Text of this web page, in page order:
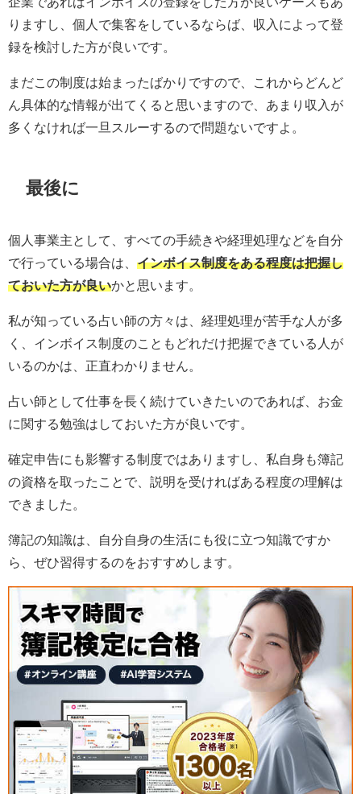
りますし、個人で集客をしているならば、収入によって登
録を検討した方が良いです。
まだこの制度は始まったばかりですので、これからどんど
ん具体的な情報が出てくると思いますので、あまり収入が
多くなければ一旦スルーするので問題ないですよ。
最後に
個人事業主として、すべての手続きや経理処理などを自分
で行っている場合は、 インボイス制度をある程度は把握し
ておいた方が良いかと思います。
私が知っている占い師の方々は、経理処理が苦手な人が多
く、インボイス制度のこともどれだけ把握できている人が
いるのかは、正直わかりません。
占い師として仕事を長く続けていきたいのであれば、お金
に関する勉強はしておいた方が良いです。
確定申告にも影響する制度ではありますし、私自身も簿記
の資格を取ったことで、説明を受ければある程度の理解は
できました。
簿記の知識は、自分自身の生活にも役に立つ知識ですか
ら、ぜひ習得するのをおすすめします。